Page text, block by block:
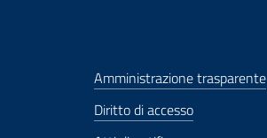
Amministrazione trasparente
Diritto di accesso